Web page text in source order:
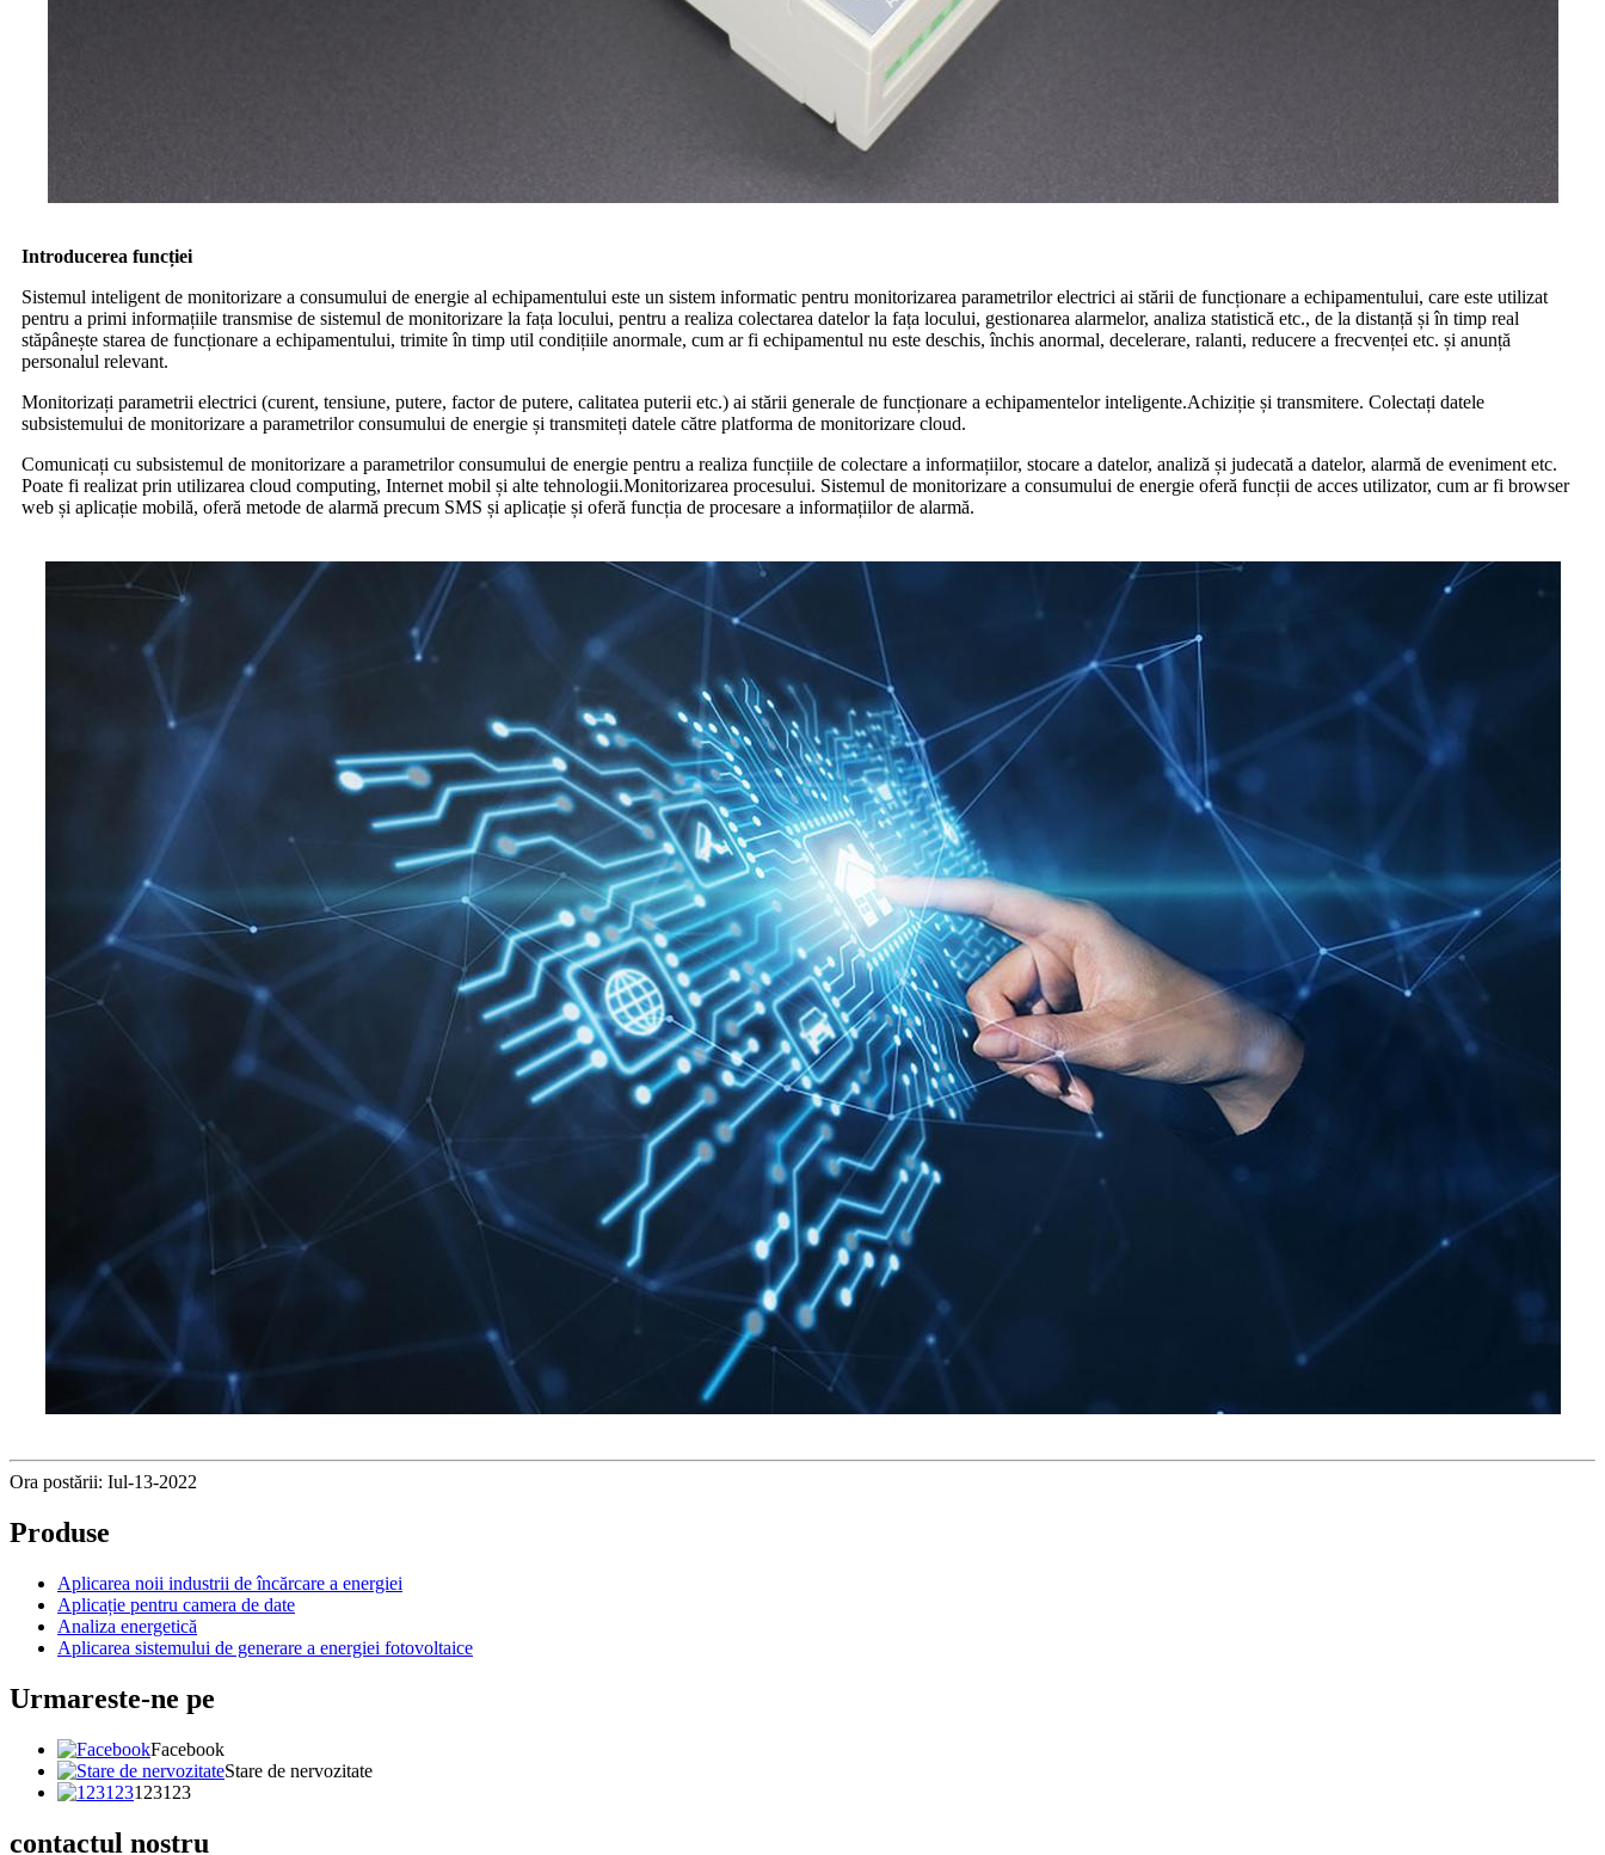
Introducerea funcției
Sistemul inteligent de monitorizare a consumului de energie al echipamentului este un sistem informatic pentru monitorizarea parametrilor electrici ai stării de funcționare a echipamentului, care este utilizat
pentru a primi informațiile transmise de sistemul de monitorizare la fața locului, pentru a realiza colectarea datelor la fața locului, gestionarea alarmelor, analiza statistică etc., de la distanță și în timp real
stăpânește starea de funcționare a echipamentului, trimite în timp util condițiile anormale, cum ar fi echipamentul nu este deschis, închis anormal, decelerare, ralanti, reducere a frecvenței etc. și anunță
personalul relevant.
Monitorizați parametrii electrici (curent, tensiune, putere, factor de putere, calitatea puterii etc.) ai stării generale de funcționare a echipamentelor inteligente.Achiziție și transmitere. Colectați datele
subsistemului de monitorizare a parametrilor consumului de energie și transmiteți datele către platforma de monitorizare cloud.
Comunicați cu subsistemul de monitorizare a parametrilor consumului de energie pentru a realiza funcțiile de colectare a informațiilor, stocare a datelor, analiză și judecată a datelor, alarmă de eveniment etc.
Poate fi realizat prin utilizarea cloud computing, Internet mobil și alte tehnologii.Monitorizarea procesului. Sistemul de monitorizare a consumului de energie oferă funcții de acces utilizator, cum ar fi browser
web și aplicație mobilă, oferă metode de alarmă precum SMS și aplicație și oferă funcția de procesare a informațiilor de alarmă.
Ora postării: Iul-13-2022
Produse
Aplicarea noii industrii de încărcare a energiei
Aplicație pentru camera de date
Analiza energetică
Aplicarea sistemului de generare a energiei fotovoltaice
Urmareste-ne pe
Facebook
Stare de nervozitate
123123
contactul nostru